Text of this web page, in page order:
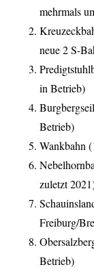
mehrmals
neue 2 S-
in Betrieb)
Betrieb)
Wankbahn
zuletzt
Freiburg/
Betrieb)